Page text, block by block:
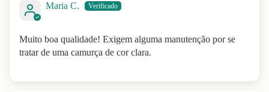
Maria C.
Muito boa qualidade! Exigem alguma manutenção por se
tratar de uma camurça de cor clara.